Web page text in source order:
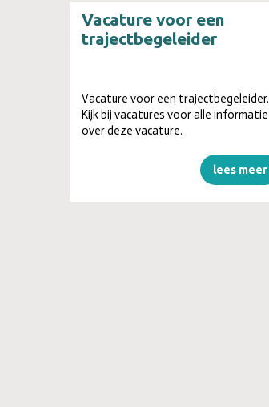
Vacature voor een
trajectbegeleider
Vacature voor een trajectbegeleider.
Kijk bij vacatures voor alle informatie
over deze vacature.
lees meer